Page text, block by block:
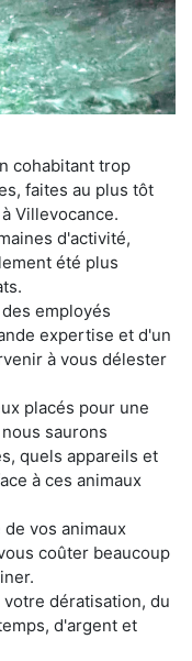
cohabitant trop
faites au plus tôt
Villevocance.
d'activité,
été plus
employés
expertise et d'un
à vous délester
placés pour une
saurons
quels appareils et
à ces animaux
vos animaux
coûter beaucoup
dératisation, du
d'argent et